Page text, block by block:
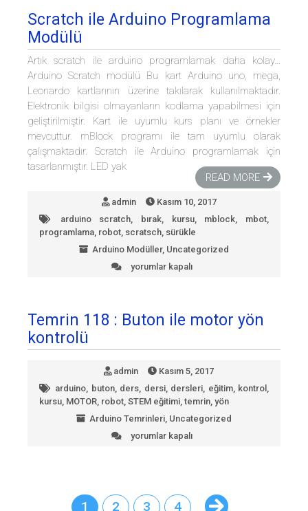
:
LED
için
Scratch ile Arduino Programlama
Modülü
Artık scratch ile arduino programlamak daha kolay…
Arduino Scratch modülü Bu kart Arduino uno, mega,
Leonardo kartlarının üzerine takılarak kullanılmaktadır.
Elektronik bilgisi olmayanların kodlama yapabilmesi için
geliştirilmiştir. Kart ile uyumlu kurs planı ve örnekler
mevcuttur. mBlock programı ile tam uyumlu olarak
çalışmaktadır. Scratch ile Arduino programlamak için
tasarlanmıştır. LED yak
READ MORE
admin
Kasım 10, 2017
arduino scratch, bırak, kursu, mblock, mbot,
programlama, robot, scratsch, sürükle
Arduino Modüller, Uncategorized
Scratch
Modülü
yorumlar kapalı
Temrin 118 : Buton ile motor yön
kontrolü
admin
Kasım 5, 2017
arduino, buton, ders, dersi, dersleri, eğitim, kontrol ,
kursu, MOTOR, robot, STEM eğitimi, temrin, yön
Arduino Temrinleri, Uncategorized
Temrin
motor
yorumlar kapalı
1 2 3 4